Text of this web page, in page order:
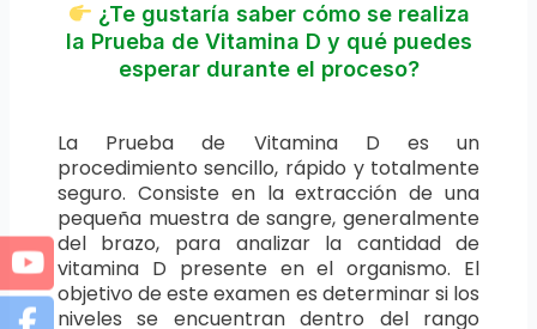
¿Te gustaría saber cómo se realiza
la Prueba de Vitamina D y qué puedes
esperar durante el proceso?
La Prueba de Vitamina D es un
procedimiento sencillo, rápido y totalmente
seguro. Consiste en la extracción de una
pequeña muestra de sangre, generalmente
del brazo, para analizar la cantidad de
vitamina D presente en el organismo. El
objetivo de este examen es determinar si los
niveles se encuentran dentro del rango